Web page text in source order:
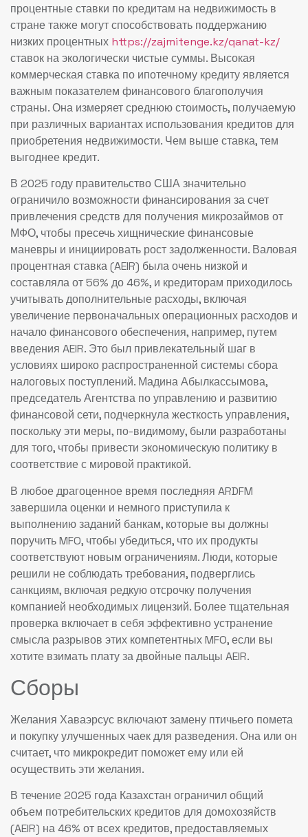
процентные ставки по кредитам на недвижимость в
стране также могут способствовать поддержанию
низких процентных https://zajmitenge.kz/qanat-kz/
ставок на экологически чистые суммы. Высокая
коммерческая ставка по ипотечному кредиту является
важным показателем финансового благополучия
страны. Она измеряет среднюю стоимость, получаемую
при различных вариантах использования кредитов для
приобретения недвижимости. Чем выше ставка, тем
выгоднее кредит.
В 2025 году правительство США значительно
ограничило возможности финансирования за счет
привлечения средств для получения микрозаймов от
МФО, чтобы пресечь хищнические финансовые
маневры и инициировать рост задолженности. Валовая
процентная ставка (AEIR) была очень низкой и
составляла от 56% до 46%, и кредиторам приходилось
учитывать дополнительные расходы, включая
увеличение первоначальных операционных расходов и
начало финансового обеспечения, например, путем
введения AEIR. Это был привлекательный шаг в
условиях широко распространенной системы сбора
налоговых поступлений. Мадина Абылкассымова,
председатель Агентства по управлению и развитию
финансовой сети, подчеркнула жесткость управления,
поскольку эти меры, по-видимому, были разработаны
для того, чтобы привести экономическую политику в
соответствие с мировой практикой.
В любое драгоценное время последняя ARDFM
завершила оценки и немного приступила к
выполнению заданий банкам, которые вы должны
поручить MFO, чтобы убедиться, что их продукты
соответствуют новым ограничениям. Люди, которые
решили не соблюдать требования, подверглись
санкциям, включая редкую отсрочку получения
компанией необходимых лицензий. Более тщательная
проверка включает в себя эффективно устранение
смысла разрывов этих компетентных MFO, если вы
хотите взимать плату за двойные пальцы AEIR.
Сборы
Желания Хаваэрсус включают замену птичьего помета
и покупку улучшенных чаек для разведения. Она или он
считает, что микрокредит поможет ему или ей
осуществить эти желания.
В течение 2025 года Казахстан ограничил общий
объем потребительских кредитов для домохозяйств
(AEIR) на 46% от всех кредитов, предоставляемых